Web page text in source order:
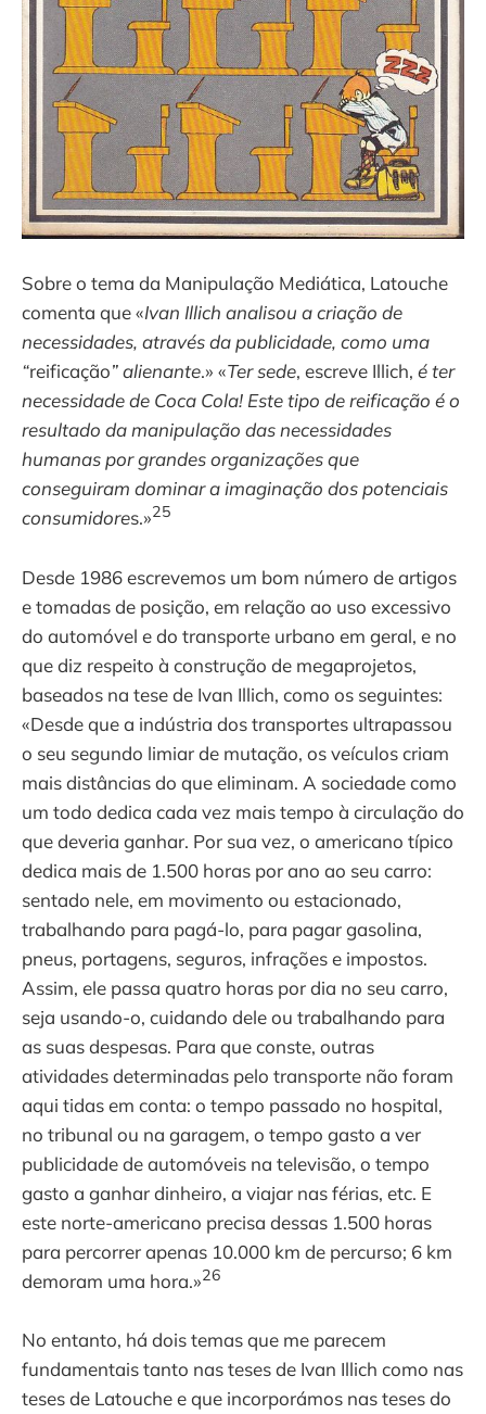
Sobre o tema da Manipulação Mediática, Latouche
comenta que «Ivan Illich analisou a criação de
necessidades, através da publicidade, como uma
“reificação” alienante.» «Ter sede, escreve Illich, é ter
necessidade de Coca Cola! Este tipo de reificação é o
resultado da manipulação das necessidades
humanas por grandes organizações que
conseguiram dominar a imaginação dos potenciais
consumidores.»25
Desde 1986 escrevemos um bom número de artigos
e tomadas de posição, em relação ao uso excessivo
do automóvel e do transporte urbano em geral, e no
que diz respeito à construção de megaprojetos,
baseados na tese de Ivan Illich, como os seguintes:
«Desde que a indústria dos transportes ultrapassou
o seu segundo limiar de mutação, os veículos criam
mais distâncias do que eliminam. A sociedade como
um todo dedica cada vez mais tempo à circulação do
que deveria ganhar. Por sua vez, o americano típico
dedica mais de 1.500 horas por ano ao seu carro:
sentado nele, em movimento ou estacionado,
trabalhando para pagá-lo, para pagar gasolina,
pneus, portagens, seguros, infrações e impostos.
Assim, ele passa quatro horas por dia no seu carro,
seja usando-o, cuidando dele ou trabalhando para
as suas despesas. Para que conste, outras
atividades determinadas pelo transporte não foram
aqui tidas em conta: o tempo passado no hospital,
no tribunal ou na garagem, o tempo gasto a ver
publicidade de automóveis na televisão, o tempo
gasto a ganhar dinheiro, a viajar nas férias, etc. E
este norte-americano precisa dessas 1.500 horas
para percorrer apenas 10.000 km de percurso; 6 km
demoram uma hora.»26
No entanto, há dois temas que me parecem
fundamentais tanto nas teses de Ivan Illich como nas
teses de Latouche e que incorporámos nas teses do